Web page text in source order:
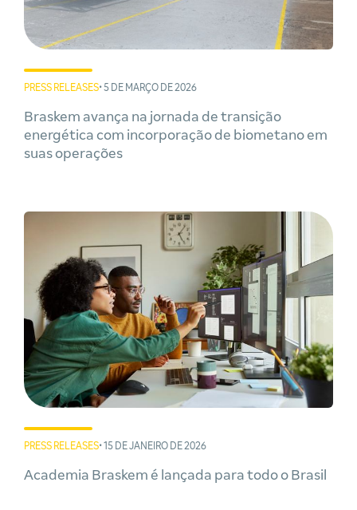
PRESS RELEASES• 5 DE MARÇO DE 2026
Braskem avança na jornada de transição
energética com incorporação de biometano em
suas operações
PRESS RELEASES• 15 DE JANEIRO DE 2026
Academia Braskem é lançada para todo o Brasil